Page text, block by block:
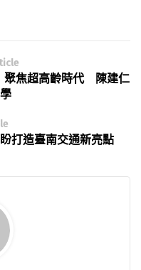
聚焦超高齡時代 陳建仁
打造臺南交通新亮點